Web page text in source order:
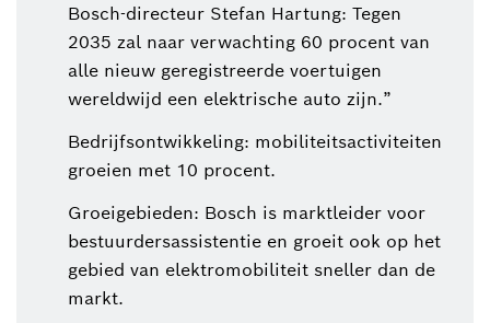
Bosch-directeur Stefan Hartung: Tegen
2035 zal naar verwachting 60 procent van
alle nieuw geregistreerde voertuigen
wereldwijd een elektrische auto zijn.”
Bedrijfsontwikkeling: mobiliteitsactiviteiten
groeien met 10 procent.
Groeigebieden: Bosch is marktleider voor
bestuurdersassistentie en groeit ook op het
gebied van elektromobiliteit sneller dan de
markt.